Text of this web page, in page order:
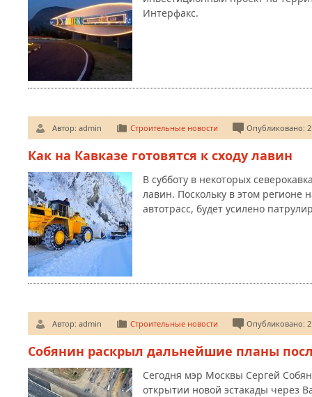
Интерфакс.
Автор: admin Строительные новости Опубликовано:
Как на Кавказе готовятся к сходу лавин
В субботу в некоторых
лавин. Поскольку в этом регионе
автотрасс, будет усилено
Автор: admin Строительные новости Опубликовано:
Собянин раскрыл дальнейшие планы
Сегодня мэр Москвы Сергей
открытии новой эстакады через